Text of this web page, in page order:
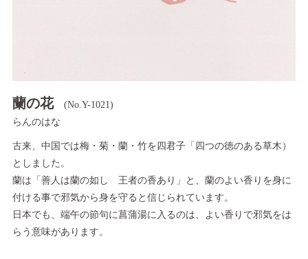
蘭の花
(No.Y-1021)
らんのはな
古来、中国では梅・菊・蘭・竹を四君子「四つの徳のある草木）
としました。
蘭は「善人は蘭の如し 王者の香あり」と、蘭のよい香りを身に
付ける事で邪気から身を守ると信じられています。
日本でも、端午の節句に菖蒲湯に入るのは、よい香りで邪気をは
らう意味があります。